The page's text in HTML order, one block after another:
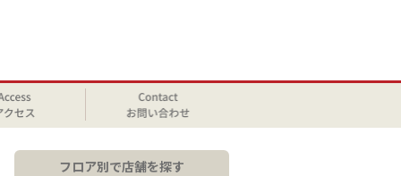
フロア別で店舗を探す